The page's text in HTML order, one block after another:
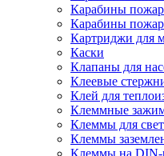
Карабины
Карабины
Картриджи для
Каски
Клапаны для
Клеевые
Клей для
Клеммные
Клеммы для
Клеммы
Клеммы на DIN-